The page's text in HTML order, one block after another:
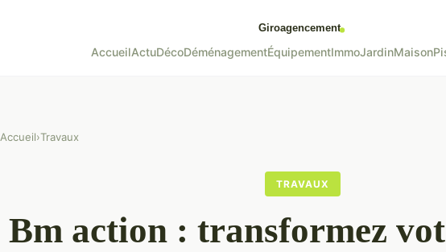
AccueilActuDécoDéménagementÉquipementImmoJardinMaison
Accueil›Travaux
TRAVAUX
Bm action : transformez